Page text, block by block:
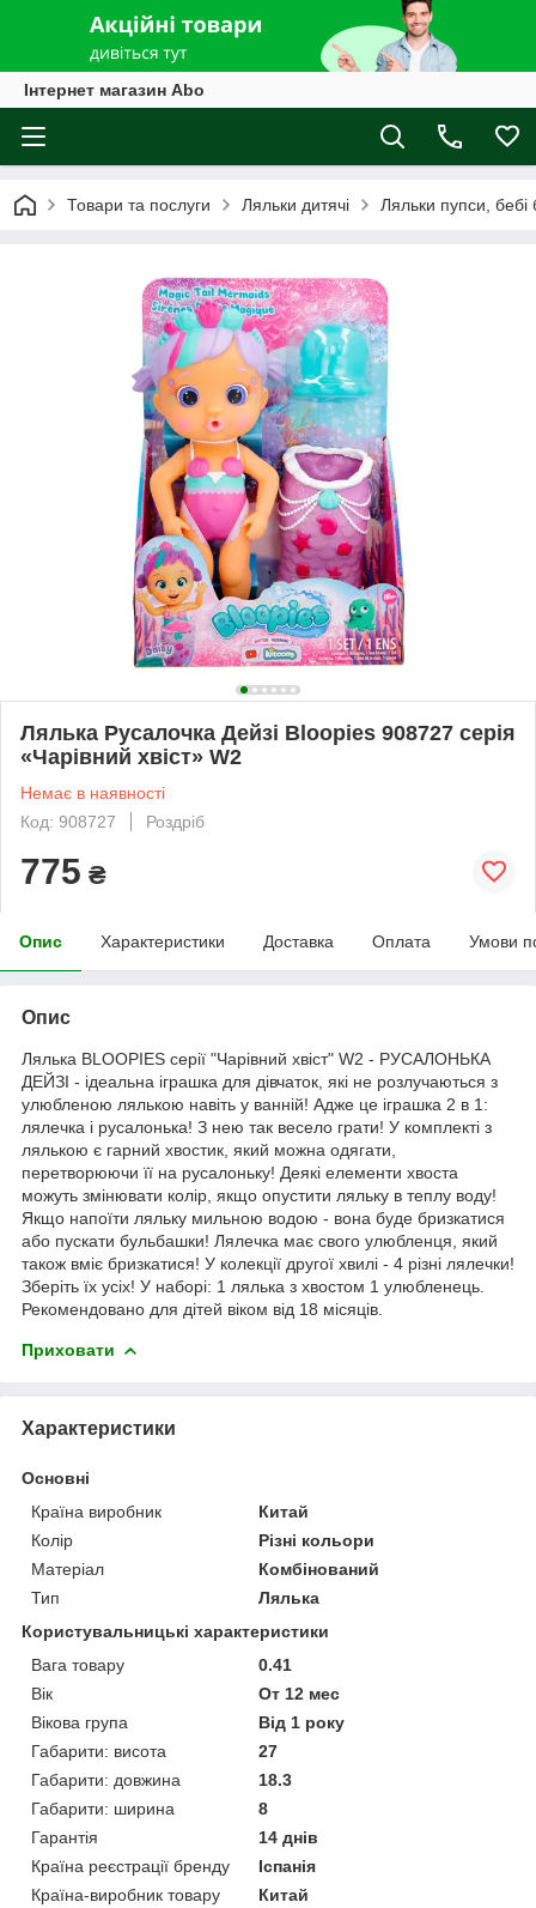
Інтернет магазин Abo
Товари та послуги Ляльки дитячі Ляльки пупси, бебі
Лялька Русалочка Дейзі Bloopies 908727 серія
«Чарівний хвіст» W2
Немає в наявності
Код: 908727
Роздріб
775 ₴
Опис Характеристики Доставка Оплата Умови
Опис
Лялька BLOOPIES серії "Чарівний хвіст" W2 - РУСАЛОНЬКА
ДЕЙЗІ - ідеальна іграшка для дівчаток, які не розлучаються з
улюбленою лялькою навіть у ванній! Адже це іграшка 2 в 1:
лялечка і русалонька! З нею так весело грати! У комплекті з
лялькою є гарний хвостик, який можна одягати,
перетворюючи її на русалоньку! Деякі елементи хвоста
можуть змінювати колір, якщо опустити ляльку в теплу воду!
Якщо напоїти ляльку мильною водою - вона буде бризкатися
або пускати бульбашки! Лялечка має свого улюбленця, який
також вміє бризкатися! У колекції другої хвилі - 4 різні лялечки!
Зберіть їх усіх! У наборі: 1 лялька з хвостом 1 улюбленець.
Рекомендовано для дітей віком від 18 місяців.
Приховати
Характеристики
Основні
Країна виробник
Китай
Колір
Різні кольори
Матеріал
Комбінований
Тип
Лялька
Користувальницькі характеристики
Вага товару
0.41
Вік
От 12 мес
Вікова група
Від 1 року
Габарити: висота
27
Габарити: довжина
18.3
Габарити: ширина
8
Гарантія
14 днів
Країна реєстрації бренду
Іспанія
Країна-виробник товару
Китай